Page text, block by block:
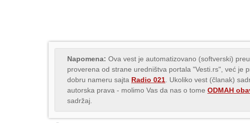
Napomena: Ova vest je automatizovano (softverski)
proverena od strane uredništva portala "Vesti.rs", već je
dobru nameru sajta Radio 021 . Ukoliko vest (članak)
autorska prava - molimo Vas da nas o tome ODMAH
sadržaj.